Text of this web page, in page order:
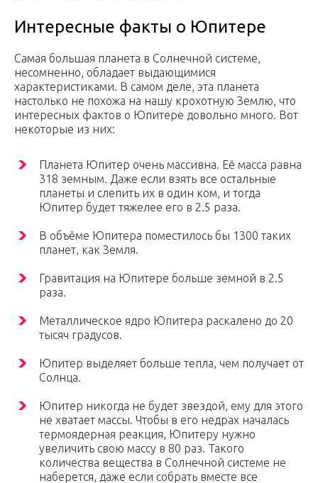
Интересные факты о Юпитере
Самая большая планета в Солнечной системе,
несомненно, обладает выдающимися
характеристиками. В самом деле, эта планета
настолько не похожа на нашу крохотную Землю, что
интересных фактов о Юпитере довольно много. Вот
некоторые из них:
Планета Юпитер очень массивна. Её масса равна
318 земным. Даже если взять все остальные
планеты и слепить их в один ком, и тогда
Юпитер будет тяжелее его в 2.5 раза.
В объёме Юпитера поместилось бы 1300 таких
планет, как Земля.
Гравитация на Юпитере больше земной в 2.5
раза.
Металлическое ядро Юпитера раскалено до 20
тысяч градусов.
Юпитер выделяет больше тепла, чем получает от
Солнца.
Юпитер никогда не будет звездой, ему для этого
не хватает массы. Чтобы в его недрах началась
термоядерная реакция, Юпитеру нужно
увеличить свою массу в 80 раз. Такого
количества вещества в Солнечной системе не
наберется, даже если собрать вместе все